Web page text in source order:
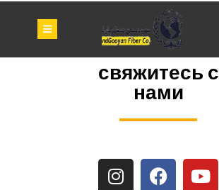
свяжитесь с
нами